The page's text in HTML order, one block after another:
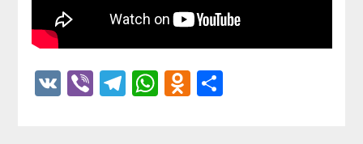
VKViberTelegram
WhatsApp
Odnoklassniki
Отправить